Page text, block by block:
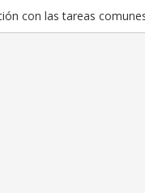
con las tareas